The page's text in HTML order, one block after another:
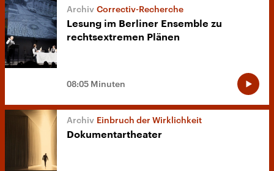
Correctiv-Recherche
Lesung im Berliner Ensemble zu
rechtsextremen Plänen
08:05 Minuten
Einbruch der Wirklichkeit
Dokumentartheater